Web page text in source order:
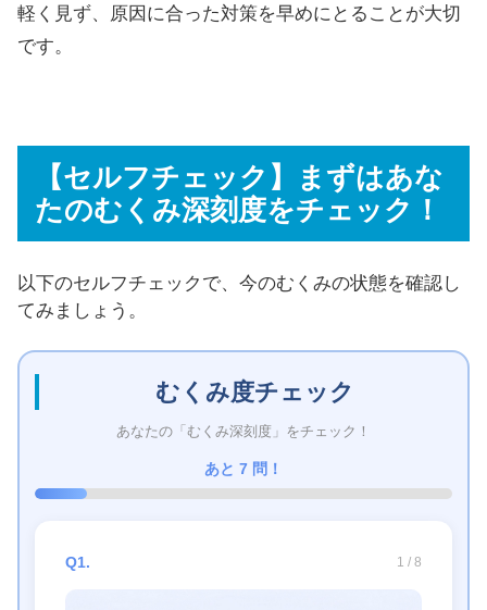
軽く見ず、原因に合った対策を早めにとることが大切
です。
【セルフチェック】まずはあな
たのむくみ深刻度をチェック！
以下のセルフチェックで、今のむくみの状態を確認し
てみましょう。
むくみ度チェック
あなたの「むくみ深刻度」をチェック！
あと 7 問！
Q1. 1 / 8